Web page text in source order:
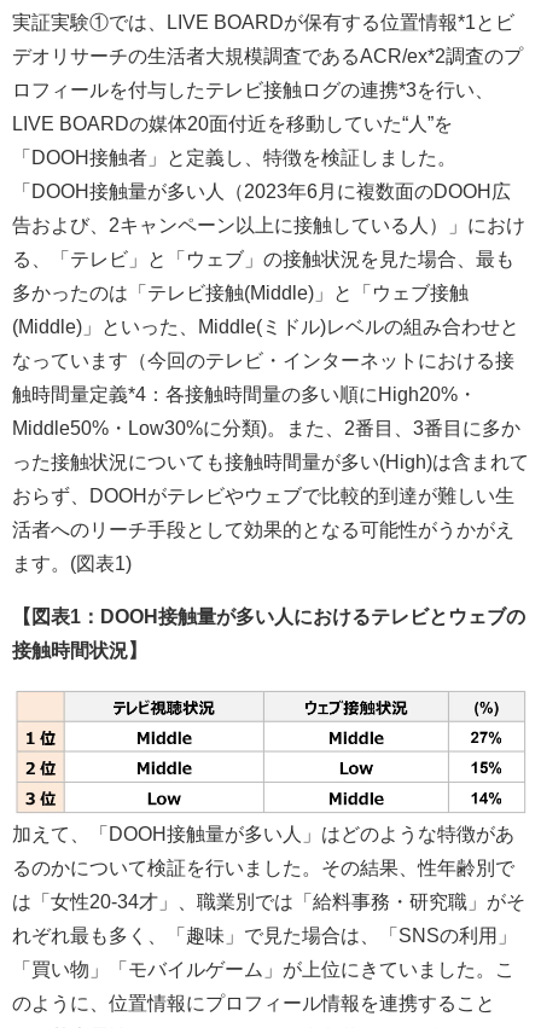
実証実験①では、LIVE BOARDが保有する位置情報*1とビ
デオリサーチの生活者大規模調査であるACR/ex*2調査のプ
ロフィールを付与したテレビ接触ログの連携*3を行い、
LIVE BOARDの媒体20面付近を移動していた“人”を
「DOOH接触者」と定義し、特徴を検証しました。
「DOOH接触量が多い人（2023年6月に複数面のDOOH広
告および、2キャンペーン以上に接触している人）」におけ
る、「テレビ」と「ウェブ」の接触状況を見た場合、最も
多かったのは「テレビ接触(Middle)」と「ウェブ接触
(Middle)」といった、Middle(ミドル)レベルの組み合わせと
なっています（今回のテレビ・インターネットにおける接
触時間量定義*4：各接触時間量の多い順にHigh20%・
Middle50%・Low30%に分類)。また、2番目、3番目に多か
った接触状況についても接触時間量が多い(High)は含まれて
おらず、DOOHがテレビやウェブで比較的到達が難しい生
活者へのリーチ手段として効果的となる可能性がうかがえ
ます。(図表1)
【図表1：DOOH接触量が多い人におけるテレビとウェブの
接触時間状況】
加えて、「DOOH接触量が多い人」はどのような特徴があ
るのかについて検証を行いました。その結果、性年齢別で
は「女性20-34才」、職業別では「給料事務・研究職」がそ
れぞれ最も多く、「趣味」で見た場合は、「SNSの利用」
「買い物」「モバイルゲーム」が上位にきていました。こ
のように、位置情報にプロフィール情報を連携すること